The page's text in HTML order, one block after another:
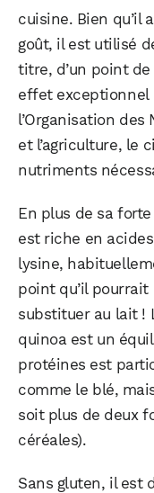
cuisine. Bien qu’il
goût, il est utilisé
titre, d’un point de
effet exceptionnel
l’Organisation des
et l’agriculture, le
nutriments
En plus de sa
est riche en
lysine,
point qu’il
substituer au lait !
quinoa est un
protéines est
comme le blé,
soit plus de deux
céréales).
Sans gluten, il est